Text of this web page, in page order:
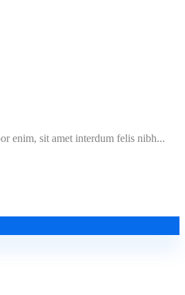
enim, sit amet interdum felis nibh...